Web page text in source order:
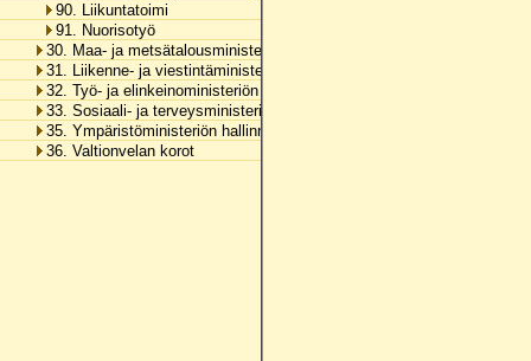
90. Liikuntatoimi
91. Nuorisotyö
30. Maa- ja metsätalousministeriön hallinnonala
31. Liikenne- ja viestintäministeriön hallinnonala
32. Työ- ja elinkeinoministeriön hallinnonala
33. Sosiaali- ja terveysministeriön hallinnonala
35. Ympäristöministeriön hallinnonala
36. Valtionvelan korot